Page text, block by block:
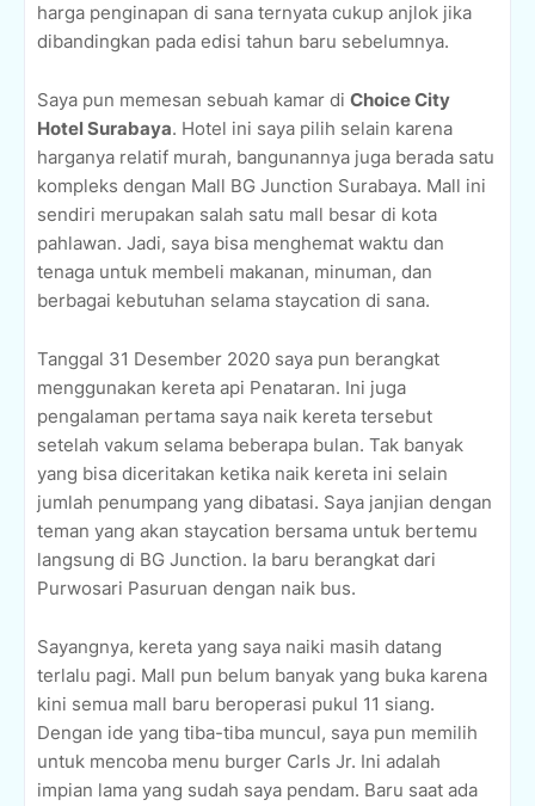
harga penginapan di sana ternyata cukup anjlok jika
dibandingkan pada edisi tahun baru sebelumnya.
Saya pun memesan sebuah kamar di Choice City
Hotel Surabaya. Hotel ini saya pilih selain karena
harganya relatif murah, bangunannya juga berada satu
kompleks dengan Mall BG Junction Surabaya. Mall ini
sendiri merupakan salah satu mall besar di kota
pahlawan. Jadi, saya bisa menghemat waktu dan
tenaga untuk membeli makanan, minuman, dan
berbagai kebutuhan selama staycation di sana.
Tanggal 31 Desember 2020 saya pun berangkat
menggunakan kereta api Penataran. Ini juga
pengalaman pertama saya naik kereta tersebut
setelah vakum selama beberapa bulan. Tak banyak
yang bisa diceritakan ketika naik kereta ini selain
jumlah penumpang yang dibatasi. Saya janjian dengan
teman yang akan staycation bersama untuk bertemu
langsung di BG Junction. Ia baru berangkat dari
Purwosari Pasuruan dengan naik bus.
Sayangnya, kereta yang saya naiki masih datang
terlalu pagi. Mall pun belum banyak yang buka karena
kini semua mall baru beroperasi pukul 11 siang.
Dengan ide yang tiba-tiba muncul, saya pun memilih
untuk mencoba menu burger Carls Jr. Ini adalah
impian lama yang sudah saya pendam. Baru saat ada